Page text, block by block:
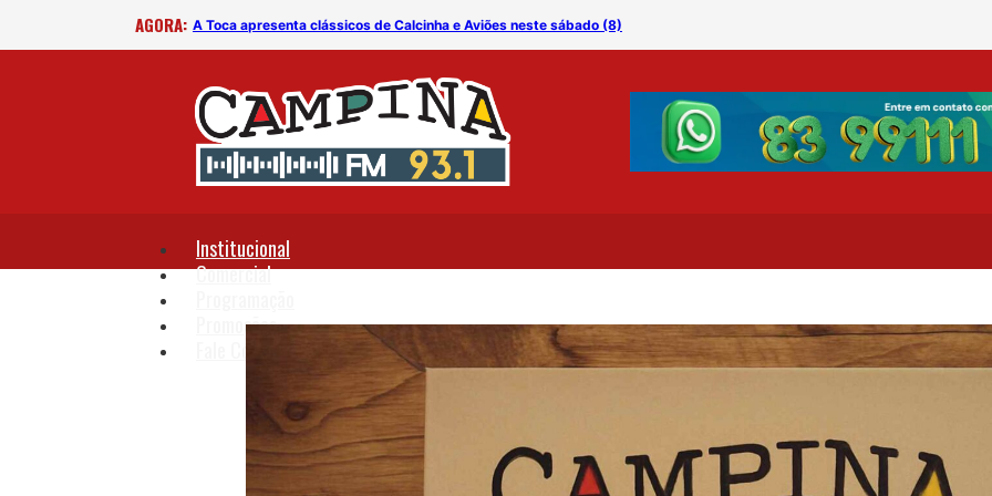
AGORA: A Toca apresenta clássicos de Calcinha e Aviões neste sábado (8)
Institucional
Comercial
Promoções